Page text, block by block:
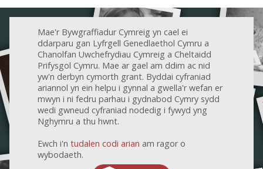
Mae'r Bywgraffiadur Cymreig yn cael ei
ddarparu gan Lyfrgell Genedlaethol Cymru a
Chanolfan Uwchefrydiau Cymreig a Cheltaidd
Prifysgol Cymru. Mae ar gael am ddim ac nid
yw'n derbyn cymorth grant. Byddai cyfraniad
ariannol yn ein helpu i gynnal a gwella'r wefan er
mwyn i ni fedru parhau i gydnabod Cymry sydd
wedi gwneud cyfraniad nodedig i fywyd yng
Nghymru a thu hwnt.
Ewch i'n tudalen codi arian am ragor o
wybodaeth.